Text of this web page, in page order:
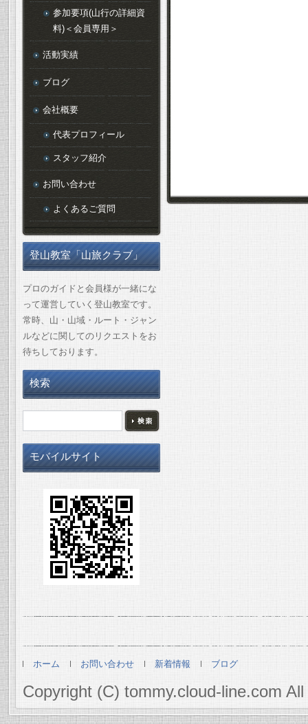
参加要項(山行の詳細資
料)＜会員専用＞
活動実績
ブログ
会社概要
代表プロフィール
スタッフ紹介
お問い合わせ
よくあるご質問
登山教室「山旅クラブ」
プロのガイドと会員様が一緒にな
って運営していく登山教室です。
常時、山・山域・ルート・ジャン
ルなどに関してのリクエストをお
待ちしております。
検索
モバイルサイト
ホーム お問い合わせ 新着情報 ブログ
Copyright (C) tommy.cloud-line.com